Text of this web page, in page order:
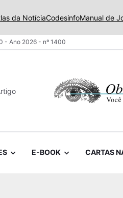
da NotíciaCodesinfoManual de
- Ano 2026 - nº 1400
E-BOOK CARTAS